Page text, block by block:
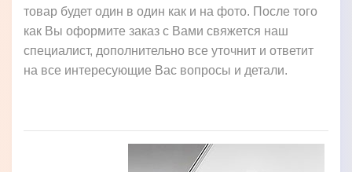
товар будет один в один как и на фото. После того
как Вы оформите заказ с Вами свяжется наш
специалист, дополнительно все уточнит и ответит
на все интересующие Вас вопросы и детали.